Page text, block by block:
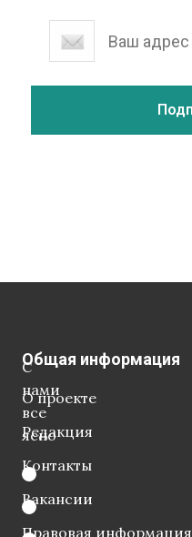
С
нами
все
ясно
Общая информация
О проекте
Редакция
Контакты
Вакансии
Правовая информация